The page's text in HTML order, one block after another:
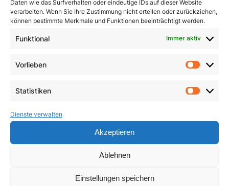
Daten wie das Surfverhalten oder eindeutige IDs auf dieser Website
verarbeiten. Wenn Sie Ihre Zustimmung nicht erteilen oder zurückziehen,
können bestimmte Merkmale und Funktionen beeinträchtigt werden.
Funktional Immer aktiv
Vorlieben
Statistiken
Dienste verwalten
Akzeptieren
Ablehnen
Einstellungen speichern
John Henry Newman
Zweiten Vatikanischen